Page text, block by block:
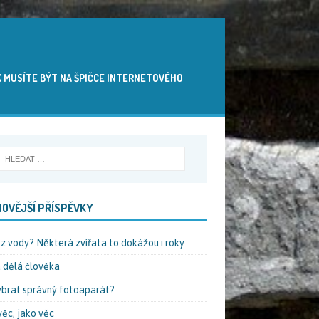
MUSÍTE BÝT NA ŠPIČCE INTERNETOVÉHO
PŘÍSPĚVKY
vody? Některá zvířata to dokážou i roky
dělá člověka
správný fotoaparát?
jako věc